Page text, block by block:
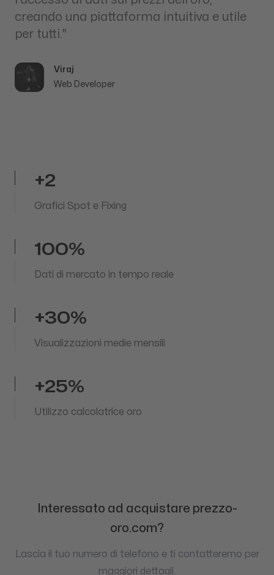
creando una piattaforma intuitiva e utile
per tutti."
Viraj
Web Developer
Grafici Spot e Fixing
+2
Dati di mercato in tempo reale
100%
Visualizzazioni medie mensili
+30%
Utilizzo calcolatrice oro
+25%
Interessato ad acquistare prezzo-
oro.com?
Lascia il tuo numero di telefono e ti contatteremo per
maggiori dettagli.